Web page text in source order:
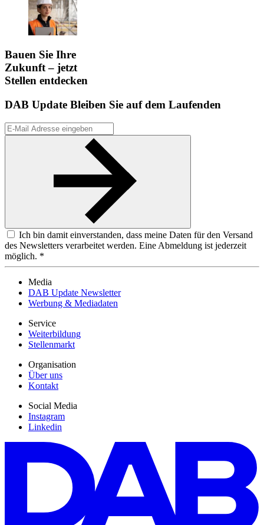
Bauen Sie Ihre
Zukunft – jetzt
Stellen entdecken
DAB Update Bleiben Sie auf dem Laufenden
Ich bin damit einverstanden, dass meine Daten für den Versand
des Newsletters verarbeitet werden. Eine Abmeldung ist jederzeit
möglich. *
Media
DAB Update Newsletter
Werbung & Mediadaten
Service
Weiterbildung
Stellenmarkt
Organisation
Über uns
Kontakt
Social Media
Instagram
Linkedin